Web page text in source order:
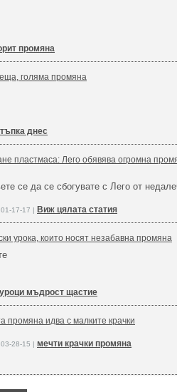
промяна
голяма промяна
днес
пластмаса: Лего обявява огромна
се да се сбогувате с Лего от
17-17 | Виж цялата статия
урока, които носят незабавна промяна
мъдрост щастие
промяна идва с малките крачки
28-15 | мечти крачки промяна